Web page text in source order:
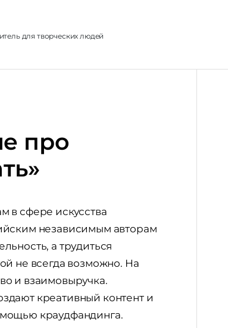
для творческих людей
про
в сфере искусства
независимым авторам
а трудиться
не всегда возможно. На
и взаимовыручка.
креативный контент и
краудфандинга.